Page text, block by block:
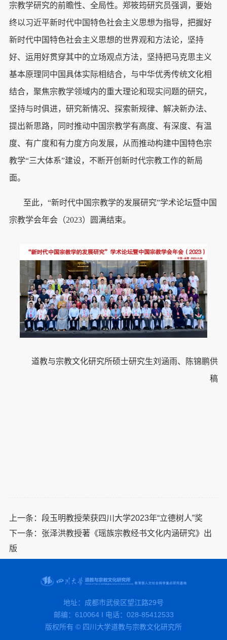
宗教学研究的前瞻性、全局性。郑筱筠研究员强调，要始
终以习近平新时代中国特色社会主义思想为指导，把握好
新时代中国特色社会主义思想的世界观和方法论，坚持
好、运用好贯穿其中的立场观点方法，坚持把马克思主义
基本原理同中国具体实际相结合，与中华优秀传统文化相
结合，聚焦宗教学领域内的重大理论和现实问题的研究，
坚持与时俱进，研究新情况、探索新规律、解决新办法、
提出新思路，同时推动中国宗教学有高度、有深度、有温
度、有广度和有力度方向发展，从而推动构建中国特色宗
教学“三大体系”建设，不断开创新时代宗教工作的新局
面。
至此，“新时代中国宗教学的发展研究”学术论坛暨中国
宗教学会年会（2023）圆满结束。
道教与宗教文化研究所硕士研究生刘涵雨、陈锦鹏供
稿
上一条： 段玉明教授荣获四川大学2023年“立德树人”奖
下一条： 张泽洪教授著《瑶族宗教经书文化内涵研究》出
版
地址：成都市武侯区望江路29号
邮编：610064 I 电话：028-85412533
版权所有 © 四川大学道教与宗教文化研究所